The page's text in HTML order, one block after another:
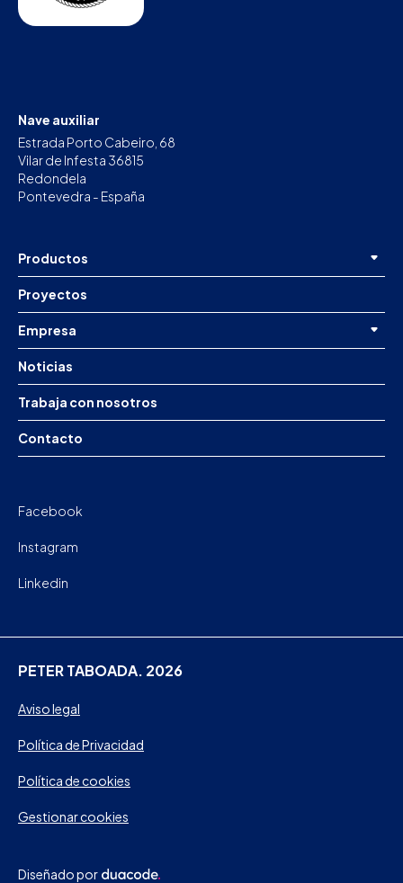
Nave auxiliar
Estrada Porto Cabeiro, 68
Vilar de Infesta 36815
Redondela
Pontevedra - España
Productos
Proyectos
Empresa
Noticias
Trabaja con nosotros
Contacto
Facebook
Instagram
Linkedin
PETER TABOADA. 2026
Aviso legal
Política de Privacidad
Política de cookies
Gestionar cookies
Diseñado por